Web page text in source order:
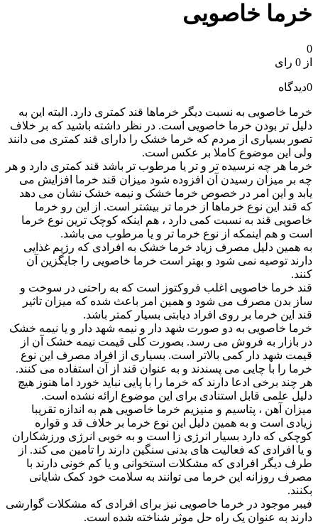
خرما خاصویی
0
از 0 رای
0دیدگاه
خرما خاصویی به نسبت دیگر خرماها قند کمتری دارد. البته این به
دلیل تر بودن خرما خاصویی است. در نظر داشته باشید که بر خلاف
تصور بسیاری از مردم که خرما خشک را دارای قند کمتری می دانند
ولی این موضوع کاملا بر عکس است.
خرما هر چه نرسیده تر و تر یا مرطوب تر باشد قند کمتری دارد و هر
چه بر میزان رسیدن آن افزوده شود میزان قند خرما افزایش می
یابد و این امر در خصوص خرما خشک و نیمه خشک نشان می دهد
که قند این نوع خرماها از خرما تر بیشتر است. از این رو خرما
خاصویی قند به نسبت کمی دارد ، هم اینکه کوچک ترین نوع خرما
است و هم اینمکه از نوع خرما تر و یا مرطوب می باشد.
به همین دلیل مصرف زیاد خرما خشک به افرادی که رژیم غذایی
دارند توصیه نمی شود و بهتر است خرما خاصویی را جایگزین آن
کنند.
قند خرما خاصویی اغلب فروکتوز است که به راحتی در سوخت و
ساز بدن مصرف می شود و همین امر باعث شده که میزان تاثیر
قند این خرما بر روی افراد دیابتی بسیار کمتر باشد.
خرما خاصویی به دو صورت شهد دار و نیمه شهد دار و یا نیمه خشک
در بازار به فروش می رسد. بصورت کلی قیمت نیمه خشک آن از
قیمت شهد دار کمی بالاتر است. بسیاری از افراد مصرف این نوع
خرما را با چایی می پسندند و به عنوان قند از آن استفاده می کنند.
هر چند برخی ادعا دارند که خرما را با پایی نباید خورد اما هنوز هیچ
دلیل علمی قابل استنادی برای این موضوع ارائه نشده است.
میزان آهن ، پتاسیم و منیزیم خرما خاصویی هم به اندازه تقریبا
زیادی است و به همین دلیل این نوع خرما بر خلاف قد و قواره
کوچکی که دارد بسیار انرژی زا است و به خوبی انرژی ورزشکاران
و یا افرادی که فعالیت های بدنی سنگین دارند را تامین می کند. از
طرف دیگر افرادی که مشکلات استخوانی و یا کم خونی دارند با
مصرف روزانه این خرما می توانند به سلامت خود کمک شایانی
بکنند.
فیبر موجود در خرما خاصویی نیز برای افرادی که مشکلات گوارشی
دارند به عنوان یک راه حل موثر شناخته شده است.